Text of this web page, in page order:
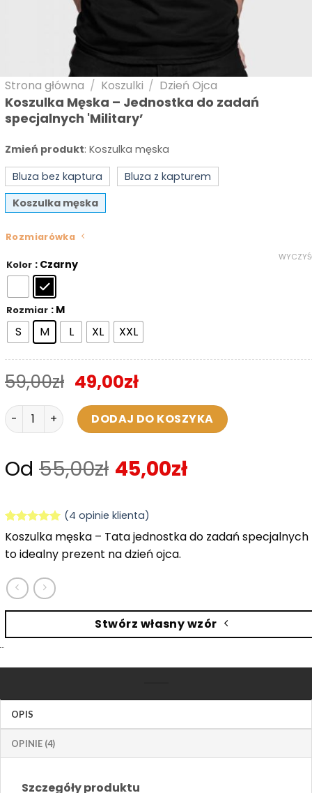
Strona główna / Koszulki / Dzień Ojca
Koszulka Męska – Jednostka do zadań
specjalnych 'Military’
Zmień produkt: Koszulka męska
Bluza bez kaptura
Bluza z kapturem
Koszulka męska
Rozmiarówka
Kolor : Czarny
Rozmiar : M
S M L XL XXL
59,00zł 49,00zł
ilość Koszulka Męska - Jednostka do zadań specjalnych
DODAJ DO KOSZYKA
Od 55,00zł 45,00zł
Oceniony
5.00na 5
na
4
ocen
klientów
(4 opinie klienta)
Koszulka męska – Tata jednostka do zadań specjalnych
to idealny prezent na dzień ojca.
Stwórz własny wzór
OPIS
OPINIE (4)
Szczegóły produktu